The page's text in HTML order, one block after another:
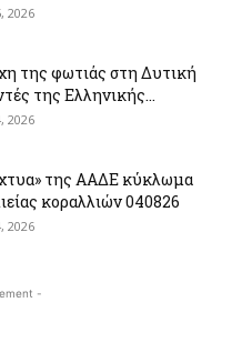
2026
της φωτιάς στη Δυτική
της Ελληνικής...
2026
της ΑΑΔΕ κύκλωμα
κοραλλιών 040826
2026
-